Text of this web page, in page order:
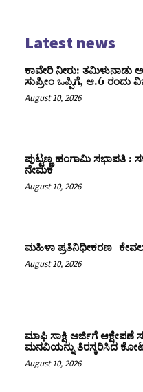
Latest news
ಕಾವೇರಿ ನೀರು: ತಮಿಳುನಾಡು
ಸುಪ್ರೀಂ ಒಪ್ಪಿಗೆ, ಆ.6 ರಂದು
August 10, 2026
ಪುಟ್ಟಣ್ಣ ಹಂಗಾಮಿ ಸಭಾಪತಿ :
ನೇಮಕ
August 10, 2026
ಮಹಿಳಾ ಪ್ರತಿನಿಧೀಕರಣ-
August 10, 2026
ಮಾಫಿ ಸಾಕ್ಷಿ ಅರ್ಜಿಗೆ ಆಕ್ಷೇಪಣೆ
ಮನವಿಯನ್ನು ತಿರಸ್ಕರಿಸಿದ
August 10, 2026